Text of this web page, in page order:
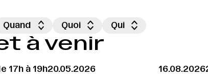
Quand Quoi Qui
à venir
17h à 19h20.05.2026
16.08.2026